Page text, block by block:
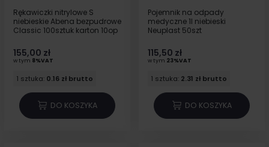
Rękawiczki nitrylowe S
niebieskie Abena bezpudrowe
Classic 100sztuk karton 10op
155,00 zł
w tym 8%VAT
1 sztuka: 0.16 zł brutto
DO KOSZYKA
Pojemnik na odpady
medyczne 1l niebieski
Neuplast 50szt
115,50 zł
w tym 23%VAT
1 sztuka: 2.31 zł brutto
DO KOSZYKA